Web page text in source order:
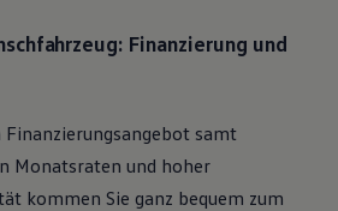
Finanzierung und
Finanzierungsangebot samt
Monatsraten und hoher
kommen Sie ganz bequem zum